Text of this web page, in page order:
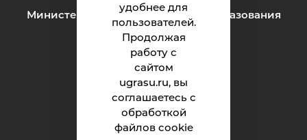
удобнее для
пользователей.
Продолжая
работу с
сайтом
ugrasu.ru, вы
соглашаетесь с
обработкой
файлов cookie
Министерство науки и высшего образования
Российской Федерации
Университет
Поступающему
Студенту